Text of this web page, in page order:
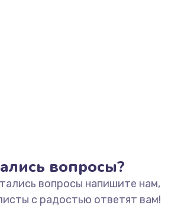
мультиклапана
3000 руб.
вопросы?
вопросы напишите нам,
с радостью ответят вам!